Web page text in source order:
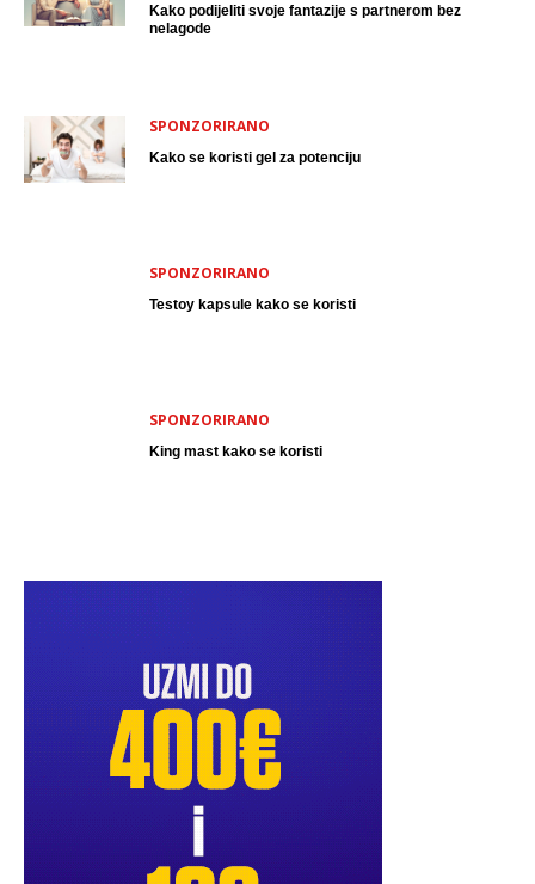
Kako podijeliti svoje fantazije s partnerom bez
nelagode
SPONZORIRANO
Kako se koristi gel za potenciju
SPONZORIRANO
Testoy kapsule kako se koristi
SPONZORIRANO
King mast kako se koristi